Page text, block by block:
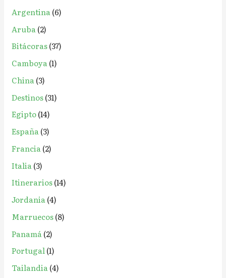
p
o
r
:
Argentina(6)
Aruba (2)
Bitácoras(37)
Camboya(1)
China(3)
Destinos(31)
Egipto(14)
España(3)
Francia(2)
Italia (3)
Itinerarios(14)
Jordania(4)
Marruecos(8)
Panamá (2)
Portugal(1)
Tailandia(4)